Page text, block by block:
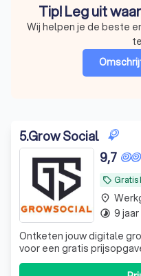
Tip! Leg uit
Wij helpen je de beste
5.Grow Social
local_offer Gratis
9,7
Ontketen jouw digitale
voor een gratis
gebied van websites,
meer. Bereik direct jouw
place
timelapse 9